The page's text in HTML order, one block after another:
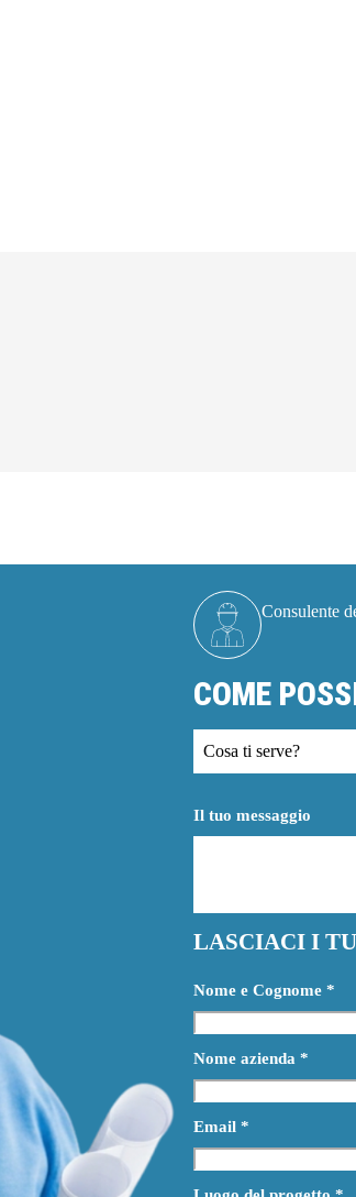
Consulente
COME
Cosa ti serve?
Il tuo messaggio
LASCIACI I
Nome e Cognome *
Nome azienda *
Email *